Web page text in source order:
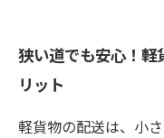
狭い道でも安心！軽
リット
軽貨物の配送は、小